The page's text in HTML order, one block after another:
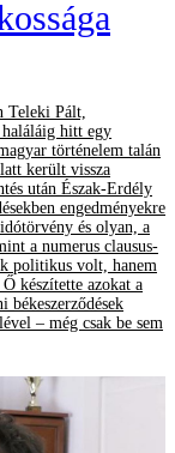
Teleki Pált,
hitt egy
történelem talán
került vissza
után Észak-Erdély
engedményekre
és olyan, a
a numerus clausus-
politikus volt, hanem
készítette azokat a
békeszerződések
– még csak be sem